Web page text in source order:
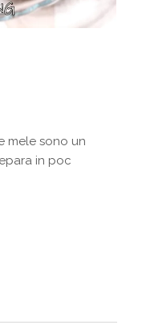
mele sono un
in poc